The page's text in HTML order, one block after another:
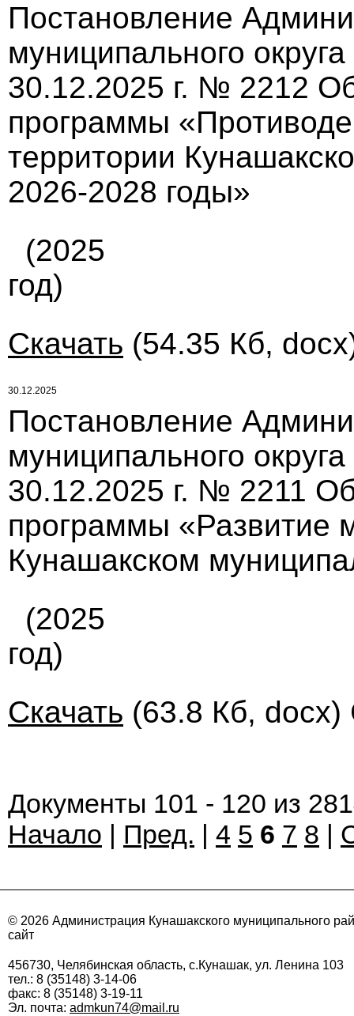
Постановление
муниципального
30.12.2025 г. № 2212
программы
территории
2026-2028 годы»
(2025
год)
Скачать (54.35 Кб,
30.12.2025
Постановление
муниципального
30.12.2025 г. № 2211
программы «Развитие
Кунашакском
(2025
год)
Скачать (63.8 Кб, docx)
Документы 101 - 120 из
Начало | Пред. | 4 5 6 7 8 |
© 2026 Администрация Кунашакского муниципального
сайт
456730, Челябинская область, с.Кунашак, ул. Ленина 103
тел.: 8 (35148) 3-14-06
факс: 8 (35148) 3-19-11
Эл. почта: admkun74@mail.ru